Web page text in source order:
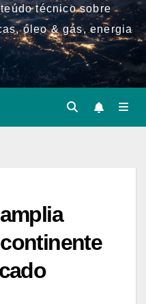
técnico sobre
óleo & gás, energia